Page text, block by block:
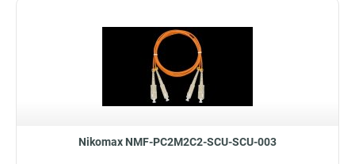
Nikomax NMF-PC2M2C2-SCU-SCU-003